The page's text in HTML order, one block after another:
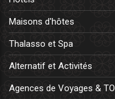
Maisons d'hôtes
Thalasso et Spa
Alternatif et Activités
Agences de Voyages & TO